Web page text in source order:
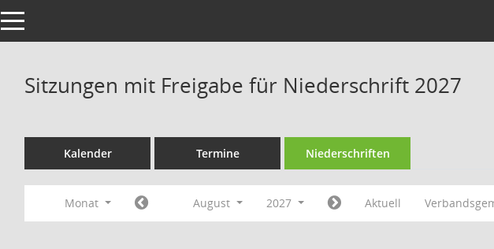
Toggle navigation
Sitzungen mit Freigabe für Niederschrift 2027
Kalender Termine Niederschriften
Monat August 2027 Aktuell